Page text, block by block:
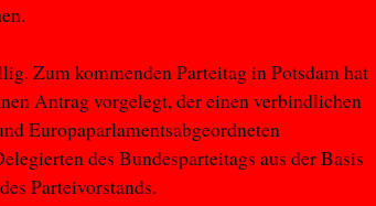
Zum kommenden Parteitag in Potsdam hat
Antrag vorgelegt, der einen verbindlichen
Europaparlamentsabgeordneten
des Bundesparteitags aus der Basis
Parteivorstands.